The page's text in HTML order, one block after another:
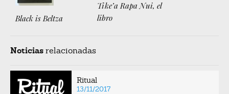
Tike’a Rapa Nui, el
libro
Black is Beltza
Noticiasrelacionadas
Ritual
13/11/2017